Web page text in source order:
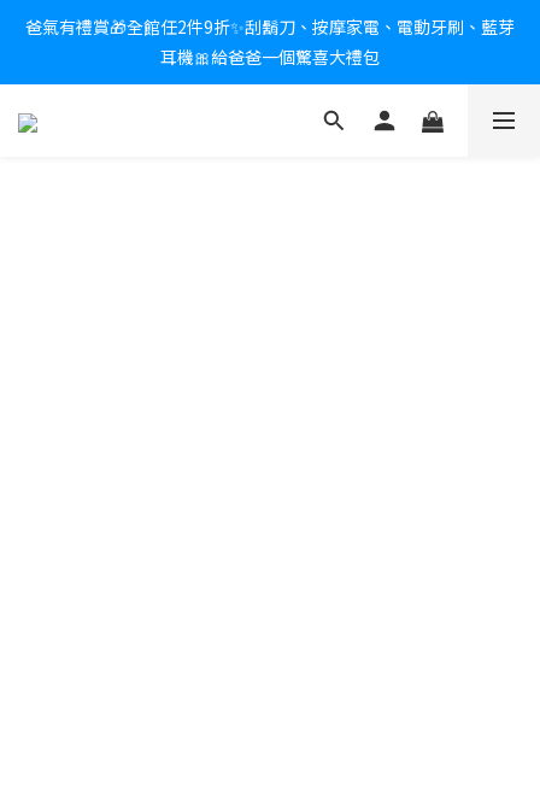
新會員送$100購物金✨再享消費回饋無極限
爸氣有禮賞🎁全館任2件9折✨刮鬍刀、按摩家電、電動牙刷、藍芽
耳機🎀給爸爸一個驚喜大禮包
炎熱夏日救星☀️秒凍扇登場💙半導體製冷 x 微米級冰霧，一秒開